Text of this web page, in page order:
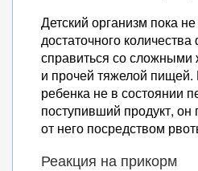
Детский организм пока
достаточного
справиться со
и прочей тяжелой пищей.
ребенка не в состоянии
поступивший продукт, он
от него посредством
Реакция на прикорм